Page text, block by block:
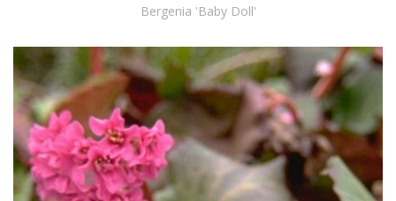
Bergenia 'Baby Doll'